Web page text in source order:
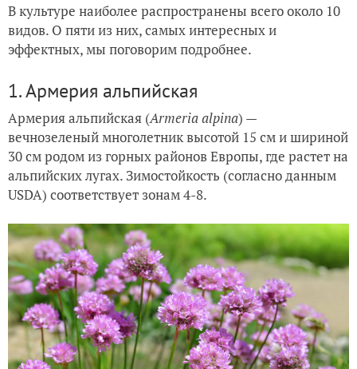
В культуре наиболее распространены всего около 10
видов. О пяти из них, самых интересных и
эффектных, мы поговорим подробнее.
1. Армерия альпийская
Армерия альпийская (Armeria alpina) —
вечнозеленый многолетник высотой 15 см и шириной
30 см родом из горных районов Европы, где растет на
альпийских лугах. Зимостойкость (согласно данным
USDA) соответствует зонам 4-8.